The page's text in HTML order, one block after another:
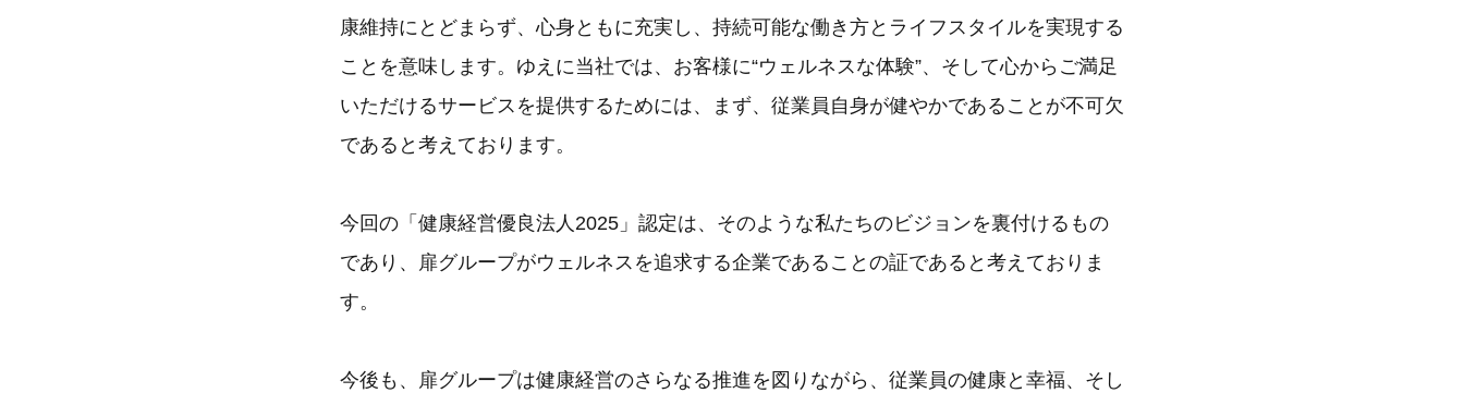
康維持にとどまらず、心身ともに充実し、持続可能な働き方とライフスタイルを実現する
ことを意味します。ゆえに当社では、お客様に“ウェルネスな体験”、そして心からご満足
いただけるサービスを提供するためには、まず、従業員自身が健やかであることが不可欠
であると考えております。
今回の「健康経営優良法人2025」認定は、そのような私たちのビジョンを裏付けるもの
であり、扉グループがウェルネスを追求する企業であることの証であると考えておりま
す。
今後も、扉グループは健康経営のさらなる推進を図りながら、従業員の健康と幸福、そし